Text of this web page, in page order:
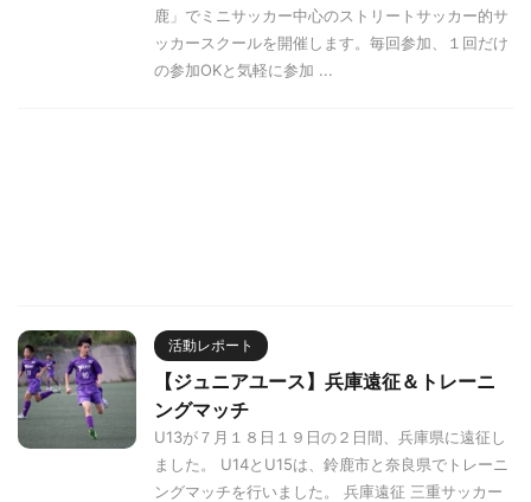
鹿」でミニサッカー中心のストリートサッカー的サ
ッカースクールを開催します。毎回参加、１回だけ
の参加OKと気軽に参加 ...
活動レポート
【ジュニアユース】兵庫遠征＆トレーニ
ングマッチ
U13が７月１８日１９日の２日間、兵庫県に遠征し
ました。 U14とU15は、鈴鹿市と奈良県でトレーニ
ングマッチを行いました。 兵庫遠征 三重サッカー